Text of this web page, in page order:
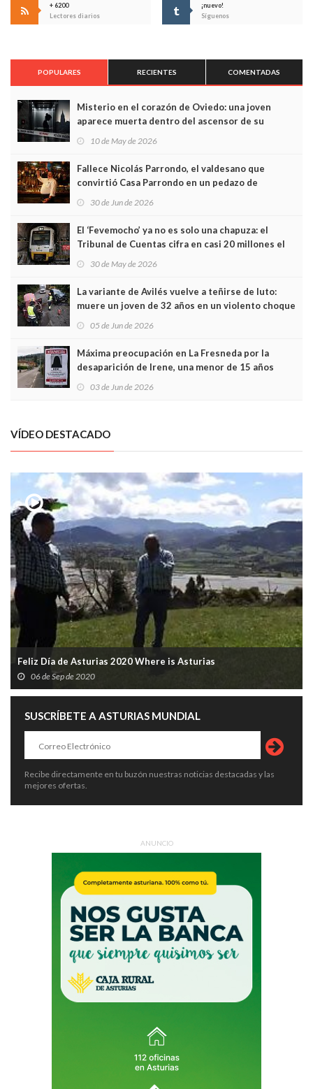
+ 6200
Lectores diarios
¡nuevo!
Síguenos
POPULARES RECIENTES COMENTADAS
Misterio en el corazón de Oviedo: una joven
aparece muerta dentro del ascensor de su
edificio y las cámaras captan sus últimos minutos
10 de May de 2026
Fallece Nicolás Parrondo, el valdesano que
convirtió Casa Parrondo en un pedazo de
Asturias en Madrid
30 de Jun de 2026
El ‘Fevemocho’ ya no es solo una chapuza: el
Tribunal de Cuentas cifra en casi 20 millones el
sobrecoste de los trenes que no cabían por los
30 de May de 2026
La variante de Avilés vuelve a teñirse de luto:
muere un joven de 32 años en un violento choque
frontal
05 de Jun de 2026
Máxima preocupación en La Fresneda por la
desaparición de Irene, una menor de 15 años
03 de Jun de 2026
VÍDEO DESTACADO
Feliz Día de Asturias 2020 Where is Asturias
06 de Sep de 2020
SUSCRÍBETE A ASTURIAS MUNDIAL
Recibe directamente en tu buzón nuestras noticias destacadas y las
mejores ofertas.
ANUNCIO